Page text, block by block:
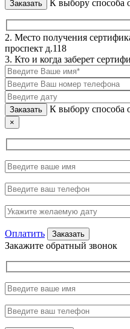
К выбору способа
2. Место получения
проспект д.118
3. Кто и когда заберет
К выбору способа
×
Оплатить
Закажите обратный звонок